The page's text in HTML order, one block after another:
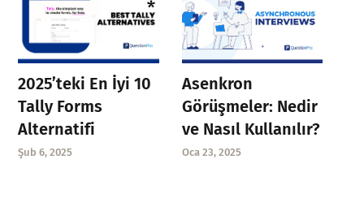
2025’teki En İyi 10
Tally Forms
Alternatifi
Şub 6, 2025
Asenkron
Görüşmeler: Nedir
ve Nasıl Kullanılır?
Oca 23, 2025